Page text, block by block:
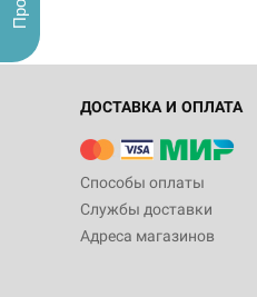
ДОСТАВКА И ОПЛАТА
Способы оплаты
Службы доставки
Адреса магазинов